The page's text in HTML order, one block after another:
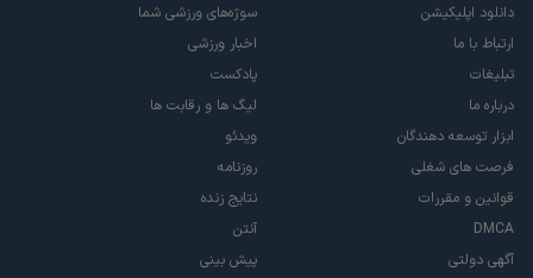
دانلود اپلیکیشن
ارتباط با ما
تبلیغات
درباره ما
ابزار توسعه دهندگان
فرصت های شغلی
قوانین و مقررات
DMCA
آگهی دولتی
سوژه‌های ورزشی شما
اخبار ورزشی
پادکست
لیگ ها و رقابت ها
ویدئو
روزنامه
نتایج زنده
آنتن
پیش بینی